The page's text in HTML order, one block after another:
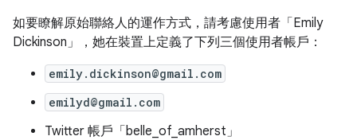
如要瞭解原始聯絡人的運作方式，請考慮使用者「Emily
Dickinson」，她在裝置上定義了下列三個使用者帳戶：
emily.dickinson@gmail.com
emilyd@gmail.com
Twitter 帳戶「belle_of_amherst」